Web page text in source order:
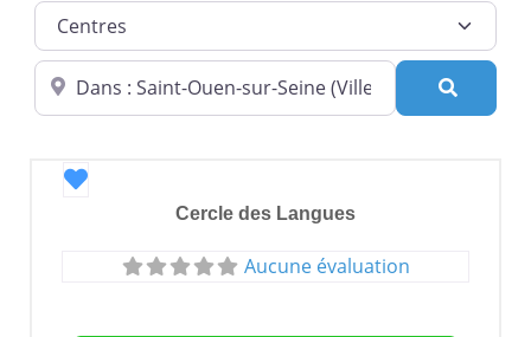
Catégorie de lieu
Dans quelle ville ?
Favori
Cercle des Langues
Aucune évaluation